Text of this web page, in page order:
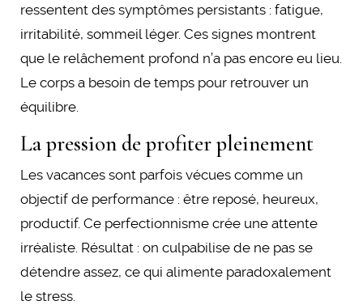
ressentent des symptômes persistants : fatigue,
irritabilité, sommeil léger. Ces signes montrent
que le relâchement profond n’a pas encore eu lieu.
Le corps a besoin de temps pour retrouver un
équilibre.
La pression de profiter pleinement
Les vacances sont parfois vécues comme un
objectif de performance : être reposé, heureux,
productif. Ce perfectionnisme crée une attente
irréaliste. Résultat : on culpabilise de ne pas se
détendre assez, ce qui alimente paradoxalement
le stress.